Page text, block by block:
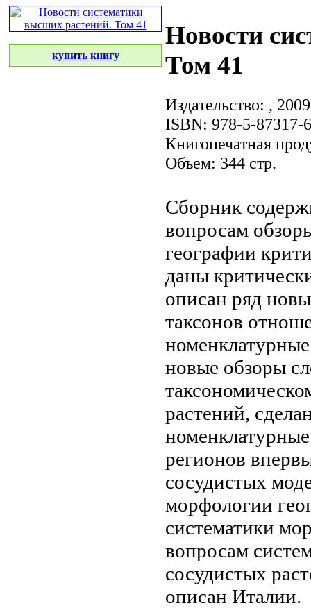
купить книгу
Новости
Том 41
Издательство: ,
ISBN: 978-5-87317-
Книгопечатная
Объем: 344 стр.
Сборник
вопросам
географии
даны
описан ряд
таксонов
номенклатурные
новые обзоры
растений,
регионов
сосудистых
морфологии
систематики
вопросам
сосудистых
описан Италии.